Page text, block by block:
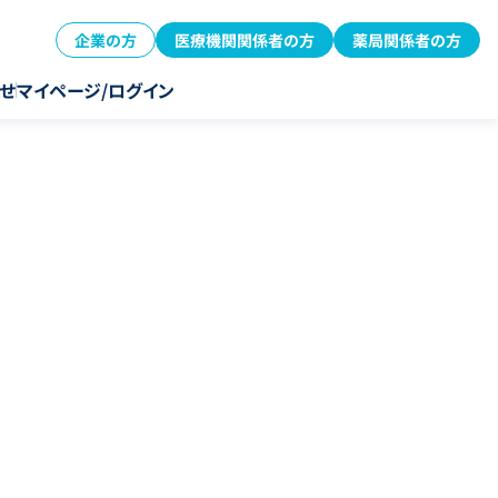
企業の方 医療機関関係者の方 薬局関係者の方
マイページ/ログイン